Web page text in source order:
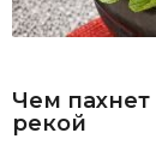
Чем пахнет
рекой